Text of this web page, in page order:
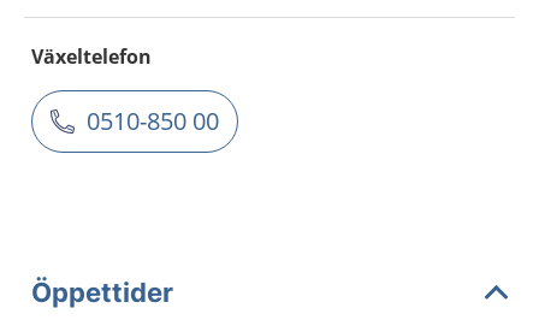
Växeltelefon
0510-850 00
Öppettider